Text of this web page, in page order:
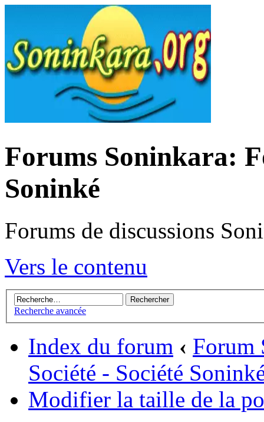
Forums Soninkara:
Soninké
Forums de discussions
Vers le contenu
Recherche avancée
Index du forum ‹ Forum
Société - Société
Modifier la taille de la